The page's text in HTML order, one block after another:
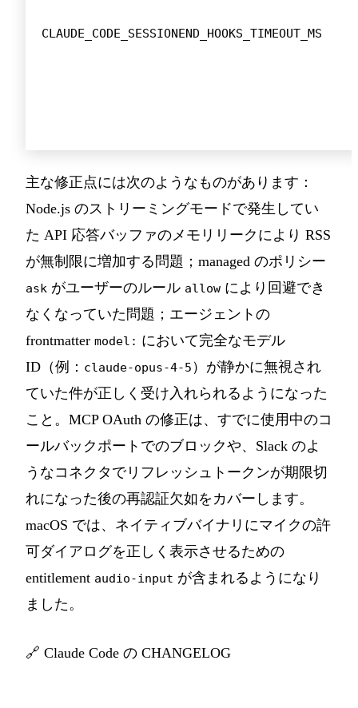
CLAUDE_CODE_SESSIONEND_HOOKS_TIMEOUT_MS
主な修正点には次のようなものがあります：
Node.js のストリーミングモードで発生してい
た API 応答バッファのメモリリークにより RSS
が無制限に増加する問題；managed のポリシー
ask がユーザーのルール allow により回避でき
なくなっていた問題；エージェントの
frontmatter model: において完全なモデル
ID（例： claude-opus-4-5 ）が静かに無視され
ていた件が正しく受け入れられるようになった
こと。MCP OAuth の修正は、すでに使用中のコ
ールバックポートでのブロックや、Slack のよ
うなコネクタでリフレッシュトークンが期限切
れになった後の再認証欠如をカバーします。
macOS では、ネイティブバイナリにマイクの許
可ダイアログを正しく表示させるための
entitlement audio-input が含まれるようになり
ました。
🔗 Claude Code の CHANGELOG